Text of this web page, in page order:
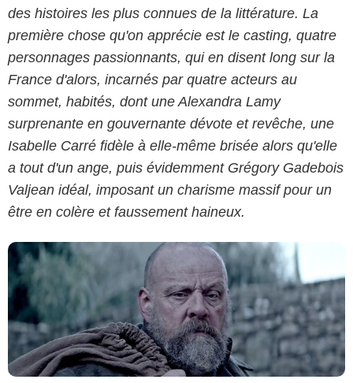
des histoires les plus connues de la littérature. La
première chose qu'on apprécie est le casting, quatre
personnages passionnants, qui en disent long sur la
France d'alors, incarnés par quatre acteurs au
sommet, habités, dont une Alexandra Lamy
surprenante en gouvernante dévote et revêche, une
Isabelle Carré fidèle à elle-même brisée alors qu'elle
a tout d'un ange, puis évidemment Grégory Gadebois
Valjean idéal, imposant un charisme massif pour un
être en colère et faussement haineux.